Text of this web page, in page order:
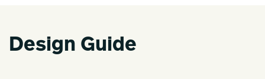
Design Guide